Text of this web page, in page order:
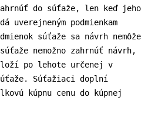
do súťaže, len keď jeho
uverejneným podmienkam
súťaže sa návrh nemôže
nemožno zahrnúť návrh,
po lehote určenej v
Súťažiaci doplní
kúpnu cenu do kúpnej